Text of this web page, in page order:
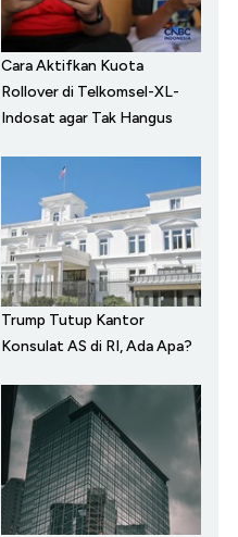
Cara Aktifkan Kuota
Rollover di Telkomsel-XL-
Indosat agar Tak Hangus
Trump Tutup Kantor
Konsulat AS di RI, Ada Apa?